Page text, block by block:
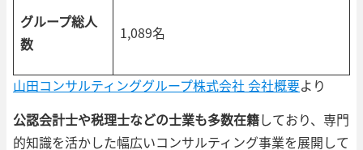
グループ総人
数
1,089名
山田コンサルティンググループ株式会社 会社概要より
公認会計士や税理士などの士業も多数在籍しており、専門
的知識を活かした幅広いコンサルティング事業を展開して